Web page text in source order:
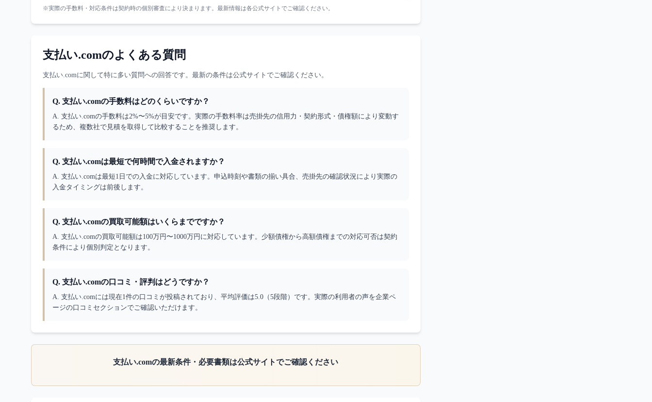
※実際の手数料・対応条件は契約時の個別審査により決まります。最新情報は各公式サイトでご確認ください。
支払い.comのよくある質問
支払い.comに関して特に多い質問への回答です。最新の条件は公式サイトでご確認ください。
Q. 支払い.comの手数料はどのくらいですか？
A. 支払い.comの手数料は2%〜5%が目安です。実際の手数料率は売掛先の信用力・契約形式・債権額により変動す
るため、複数社で見積を取得して比較することを推奨します。
Q. 支払い.comは最短で何時間で入金されますか？
A. 支払い.comは最短1日での入金に対応しています。申込時刻や書類の揃い具合、売掛先の確認状況により実際の
入金タイミングは前後します。
Q. 支払い.comの買取可能額はいくらまでですか？
A. 支払い.comの買取可能額は100万円〜1000万円に対応しています。少額債権から高額債権までの対応可否は契約
条件により個別判定となります。
Q. 支払い.comの口コミ・評判はどうですか？
A. 支払い.comには現在1件の口コミが投稿されており、平均評価は5.0（5段階）です。実際の利用者の声を企業ペ
ージの口コミセクションでご確認いただけます。
支払い.comの最新条件・必要書類は公式サイトでご確認ください